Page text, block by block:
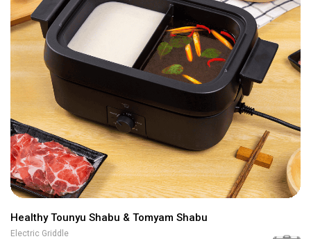
Healthy Tounyu Shabu & Tomyam Shabu
Electric Griddle